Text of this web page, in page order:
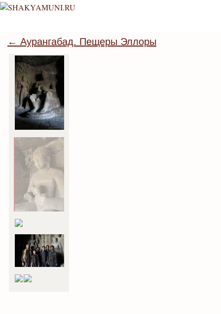
← Аурангабад. Пещеры Эллоры